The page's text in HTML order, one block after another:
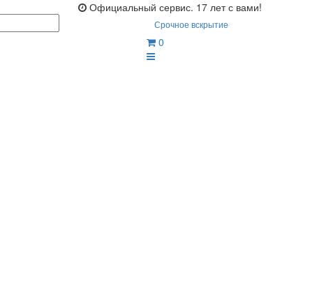
Официальный сервис. 17 лет с вами!
Срочное вскрытие
0